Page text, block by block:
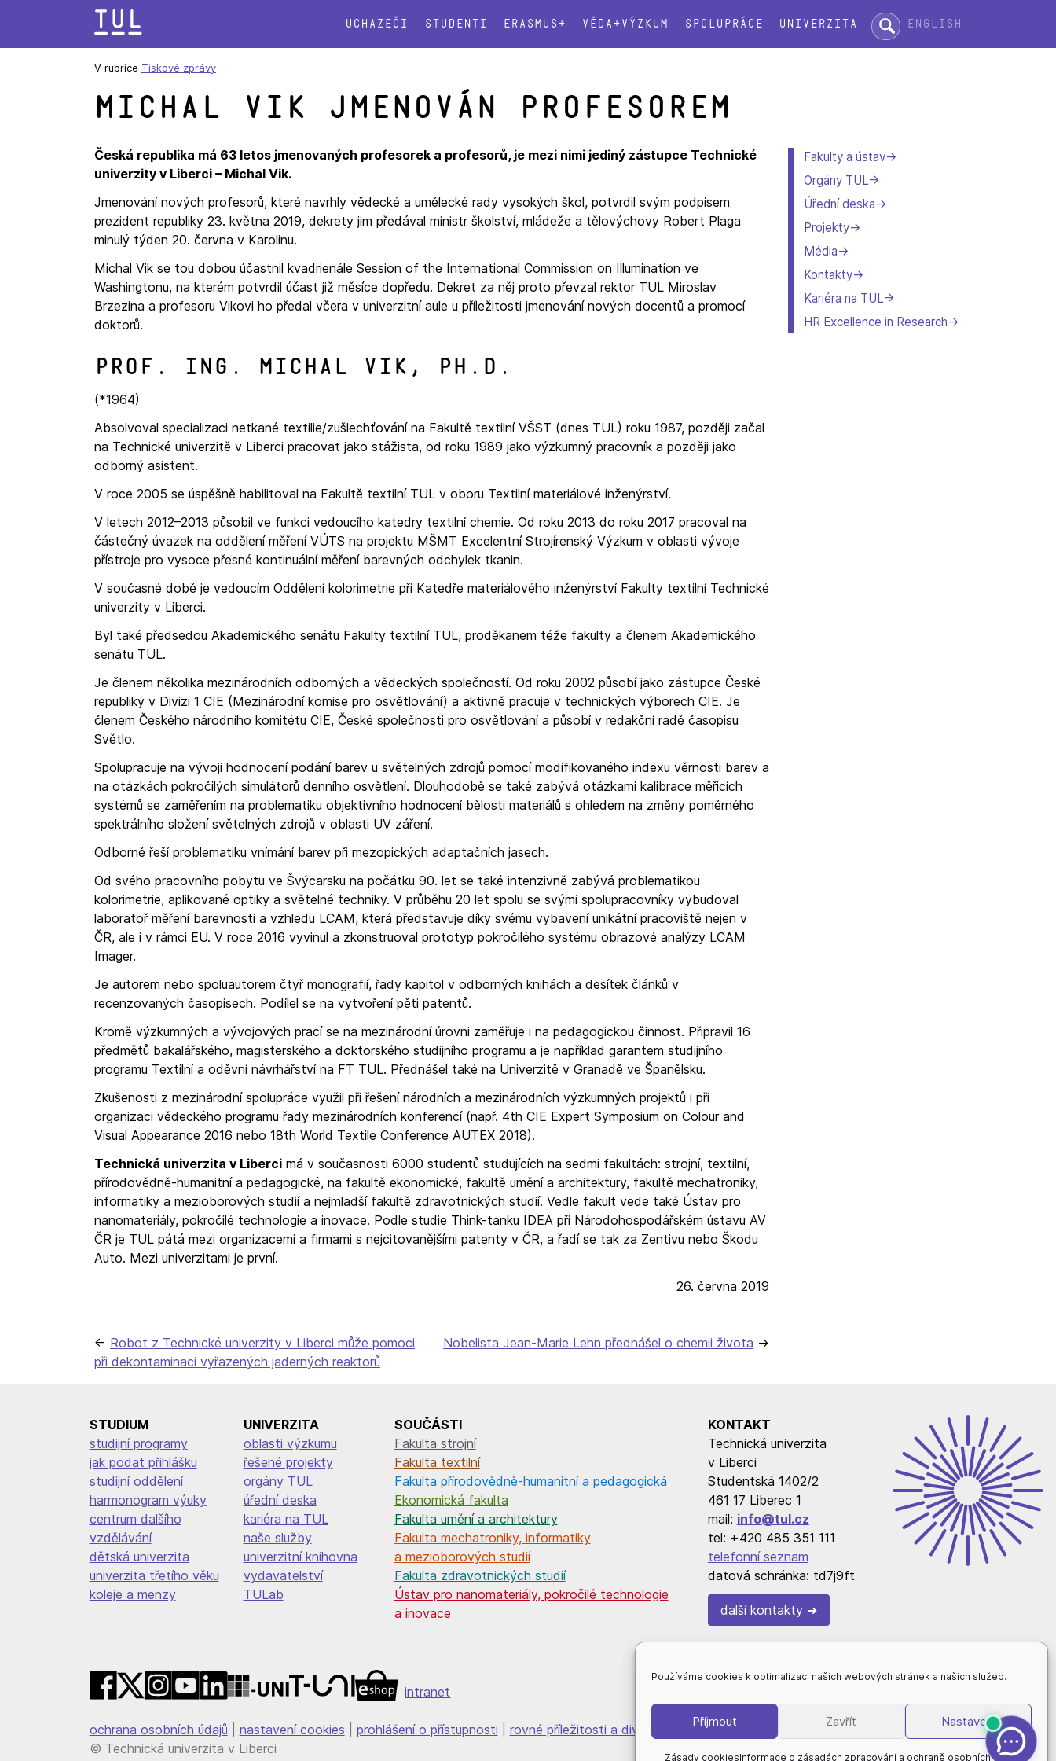
Používáme cookies k optimalizaci našich webových stránek a našich služeb.
Příjmout Zavřít Nastavení
Zásady cookiesInformace o zásadách zpracování a ochraně osobních údajů
text
Uchazeči Studenti Erasmus+ Věda+výzkum Spolupráce Univerzita Hledat:English
Fakulty a ústav
Orgány TUL
Úřední deska
Projekty
Média
Kontakty
Kariéra na TUL
HR Excellence in Research
V rubrice Tiskové zprávy
Michal Vik jmenován profesorem
Česká republika má 63 letos jmenovaných profesorek a profesorů, je mezi nimi jediný zástupce Technické
univerzity v Liberci – Michal Vik.
Jmenování nových profesorů, které navrhly vědecké a umělecké rady vysokých škol, potvrdil svým podpisem
prezident republiky 23. května 2019, dekrety jim předával ministr školství, mládeže a tělovýchovy Robert Plaga
minulý týden 20. června v Karolinu.
Michal Vik se tou dobou účastnil kvadrienále Session of the International Commission on Illumination ve
Washingtonu, na kterém potvrdil účast již měsíce dopředu. Dekret za něj proto převzal rektor TUL Miroslav
Brzezina a profesoru Vikovi ho předal včera v univerzitní aule u příležitosti jmenování nových docentů a promocí
doktorů.
prof. Ing. Michal Vik, Ph.D.
(*1964)
Absolvoval specializaci netkané textilie/zušlechťování na Fakultě textilní VŠST (dnes TUL) roku 1987, později začal
na Technické univerzitě v Liberci pracovat jako stážista, od roku 1989 jako výzkumný pracovník a později jako
odborný asistent.
V roce 2005 se úspěšně habilitoval na Fakultě textilní TUL v oboru Textilní materiálové inženýrství.
V letech 2012–2013 působil ve funkci vedoucího katedry textilní chemie. Od roku 2013 do roku 2017 pracoval na
částečný úvazek na oddělení měření VÚTS na projektu MŠMT Excelentní Strojírenský Výzkum v oblasti vývoje
přístroje pro vysoce přesné kontinuální měření barevných odchylek tkanin.
V současné době je vedoucím Oddělení kolorimetrie při Katedře materiálového inženýrství Fakulty textilní Technické
univerzity v Liberci.
Byl také předsedou Akademického senátu Fakulty textilní TUL, proděkanem téže fakulty a členem Akademického
senátu TUL.
Je členem několika mezinárodních odborných a vědeckých společností. Od roku 2002 působí jako zástupce České
republiky v Divizi 1 CIE (Mezinárodní komise pro osvětlování) a aktivně pracuje v technických výborech CIE. Je
členem Českého národního komitétu CIE, České společnosti pro osvětlování a působí v redakční radě časopisu
Světlo.
Spolupracuje na vývoji hodnocení podání barev u světelných zdrojů pomocí modifikovaného indexu věrnosti barev a
na otázkách pokročilých simulátorů denního osvětlení. Dlouhodobě se také zabývá otázkami kalibrace měřicích
systémů se zaměřením na problematiku objektivního hodnocení bělosti materiálů s ohledem na změny poměrného
spektrálního složení světelných zdrojů v oblasti UV záření.
Odborně řeší problematiku vnímání barev při mezopických adaptačních jasech.
Od svého pracovního pobytu ve Švýcarsku na počátku 90. let se také intenzivně zabývá problematikou
kolorimetrie, aplikované optiky a světelné techniky. V průběhu 20 let spolu se svými spolupracovníky vybudoval
laboratoř měření barevnosti a vzhledu LCAM, která představuje díky svému vybavení unikátní pracoviště nejen v
ČR, ale i v rámci EU. V roce 2016 vyvinul a zkonstruoval prototyp pokročilého systému obrazové analýzy LCAM
Imager.
Je autorem nebo spoluautorem čtyř monografií, řady kapitol v odborných knihách a desítek článků v
recenzovaných časopisech. Podílel se na vytvoření pěti patentů.
Kromě výzkumných a vývojových prací se na mezinárodní úrovni zaměřuje i na pedagogickou činnost. Připravil 16
předmětů bakalářského, magisterského a doktorského studijního programu a je například garantem studijního
programu Textilní a oděvní návrhářství na FT TUL. Přednášel také na Univerzitě v Granadě ve Španělsku.
Zkušenosti z mezinárodní spolupráce využil při řešení národních a mezinárodních výzkumných projektů i při
organizaci vědeckého programu řady mezinárodních konferencí (např. 4th CIE Expert Symposium on Colour and
Visual Appearance 2016 nebo 18th World Textile Conference AUTEX 2018).
Technická univerzita v Liberci má v současnosti 6000 studentů studujících na sedmi fakultách: strojní, textilní,
přírodovědně-humanitní a pedagogické, na fakultě ekonomické, fakultě umění a architektury, fakultě mechatroniky,
informatiky a mezioborových studií a nejmladší fakultě zdravotnických studií. Vedle fakult vede také Ústav pro
nanomateriály, pokročilé technologie a inovace. Podle studie Think-tanku IDEA při Národohospodářském ústavu AV
ČR je TUL pátá mezi organizacemi a firmami s nejcitovanějšími patenty v ČR, a řadí se tak za Zentivu nebo Škodu
Auto. Mezi univerzitami je první.
26. června 2019
Navigace
pro
Robot z Technické univerzity v Liberci může pomoci
při dekontaminaci vyřazených jaderných reaktorů
Nobelista Jean-Marie Lehn přednášel o chemii života
STUDIUM
studijní programy
jak podat přihlášku
studijní oddělení
harmonogram výuky
centrum dalšího
vzdělávání
dětská univerzita
univerzita třetího věku
koleje a menzy
UNIVERZITA
oblasti výzkumu
řešené projekty
orgány TUL
úřední deska
kariéra na TUL
naše služby
univerzitní knihovna
vydavatelství
TULab
SOUČÁSTI
Fakulta strojní
Fakulta textilní
Fakulta přírodovědně-humanitní a pedagogická
Ekonomická fakulta
Fakulta umění a architektury
Fakulta mechatroniky, informatiky
a mezioborových studií
Fakulta zdravotnických studií
Ústav pro nanomateriály, pokročilé technologie
a inovace
KONTAKT
Technická univerzita
v Liberci
Studentská 1402/2
461 17 Liberec 1
mail: info@tul.cz
tel: +420 485 351 111
telefonní seznam
datová schránka: td7j9ft
další kontakty
intranet
ochrana osobních údajů nastavení cookies prohlášení o přístupnosti rovné příležitosti a diverzita
© Technická univerzita v Liberci